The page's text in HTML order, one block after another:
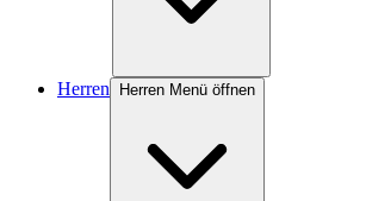
Herren Herren Menü öffnen